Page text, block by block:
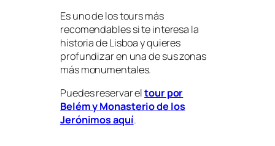
Es uno de los tours más
recomendables si te interesa la
historia de Lisboa y quieres
profundizar en una de sus zonas
más monumentales.
Puedes reservar eltour por
Belém y Monasterio de los
Jerónimos aquí.